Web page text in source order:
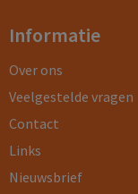
Informatie
Over ons
Veelgestelde vragen
Contact
Links
Nieuwsbrief